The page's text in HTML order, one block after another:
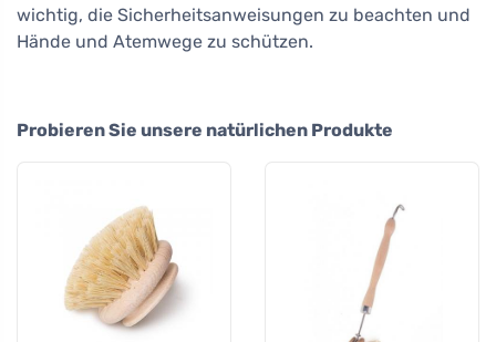
wichtig, die Sicherheitsanweisungen zu beachten und
Hände und Atemwege zu schützen.
Probieren Sie unsere natürlichen Produkte